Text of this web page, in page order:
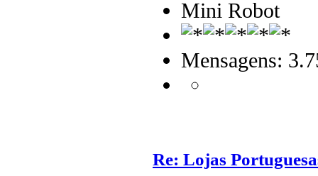
Mini Robot
Mensagens:
Re: Lojas